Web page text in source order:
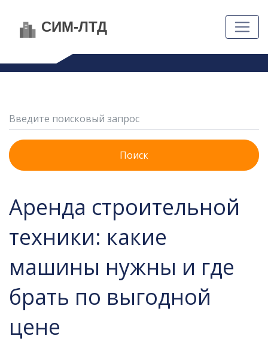
Поиск
Аренда строительной
техники: какие
машины нужны и где
брать по выгодной
цене